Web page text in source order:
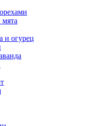
мята
и огурец